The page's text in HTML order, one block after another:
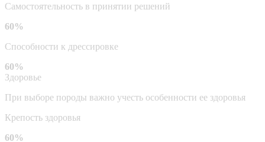
Самостоятельность в принятии решений
60%
Способности к дрессировке
60%
Здоровье
При выборе породы важно учесть особенности ее здоровья
Крепость здоровья
60%